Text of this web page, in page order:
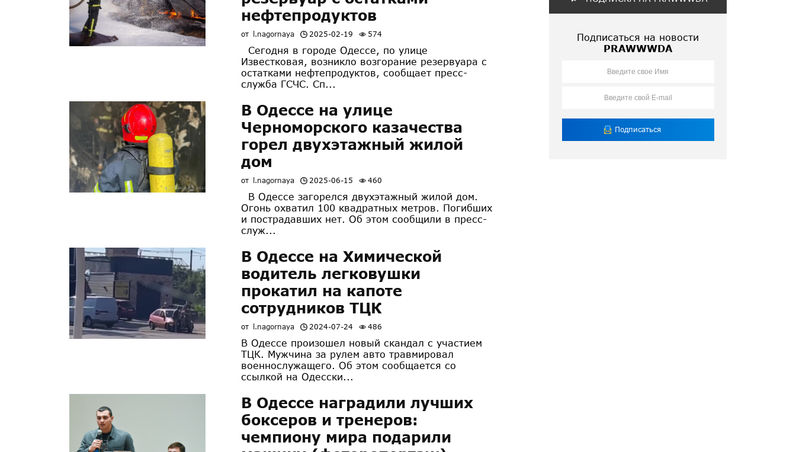
нефтепродуктов
от l.nagornaya 2025-02-19 574
Сегодня в городе Одессе, по улице
Известковая, возникло возгорание резервуара с
остатками нефтепродуктов, сообщает пресс-
служба ГСЧС. Сп...
В Одессе на улице
Черноморского казачества
горел двухэтажный жилой
дом
от l.nagornaya 2025-06-15 460
В Одессе загорелся двухэтажный жилой дом.
Огонь охватил 100 квадратных метров. Погибших
и пострадавших нет. Об этом сообщили в пресс-
служ...
В Одессе на Химической
водитель легковушки
прокатил на капоте
сотрудников ТЦК
от l.nagornaya 2024-07-24 486
В Одессе произошел новый скандал с участием
ТЦК. Мужчина за рулем авто травмировал
военнослужащего. Об этом сообщается со
ссылкой на Одесски...
В Одессе наградили лучших
боксеров и тренеров:
чемпиону мира подарили
Подписаться на новости
PRAWWWDA